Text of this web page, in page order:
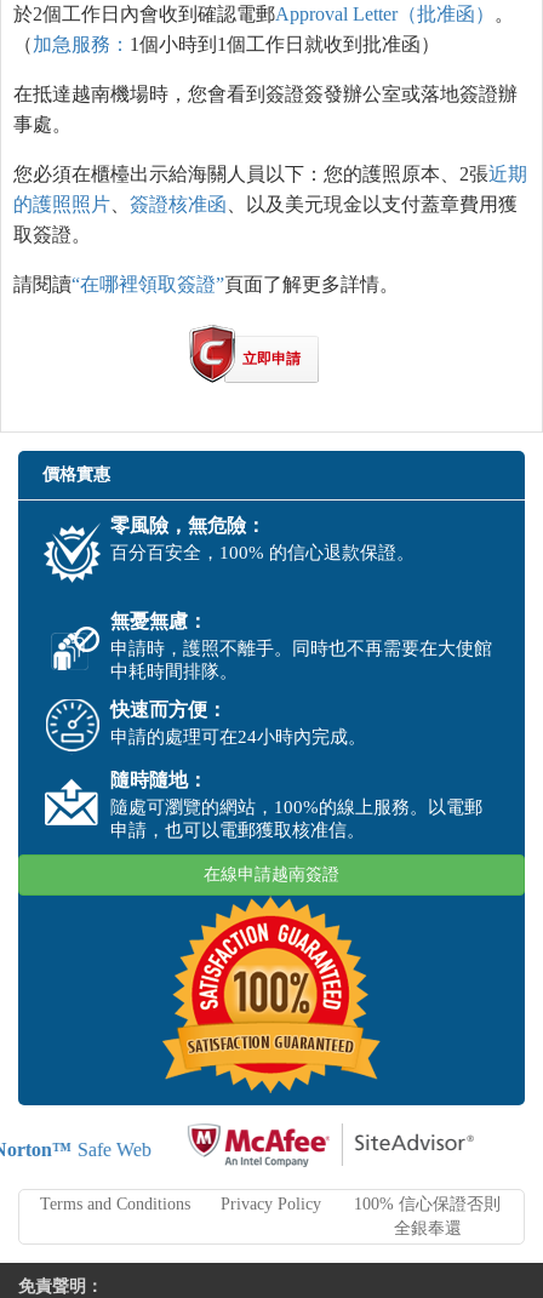
於2個工作日內會收到確認電郵Approval Letter（批准函）
。
（加急服務： 1個小時到1個工作日就收到批准函）
在抵達越南機場時，您會看到簽證簽發辦公室或落地簽證辦
事處。
您必須在櫃檯出示給海關人員以下：您的護照原本、2張近期
的護照照片
簽證核准函 、以及美元現金以支付蓋章費用獲
取簽證。
請閱讀“在哪裡領取簽證”頁面了解更多詳情。
立即申請
價格實惠
零風險，無危險：
百分百安全，100% 的信心退款保證。
無憂無慮：
申請時，護照不離手。同時也不再需要在大使館
中耗時間排隊。
快速而方便：
申請的處理可在24小時內完成。
隨時隨地：
隨處可瀏覽的網站，100%的線上服務。以電郵
申請，也可以電郵獲取核准信。
在線申請越南簽證
Safe Web
Terms and Conditions Privacy Policy
100% 信心保證否則
全銀奉還
免責聲明：